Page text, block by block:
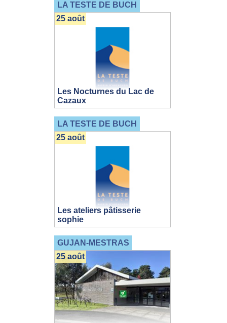
LA TESTE DE BUCH
Les Nocturnes du Lac de
Cazaux
25 août
LA TESTE DE BUCH
Les ateliers pâtisserie
sophie
25 août
GUJAN-MESTRAS
25 août